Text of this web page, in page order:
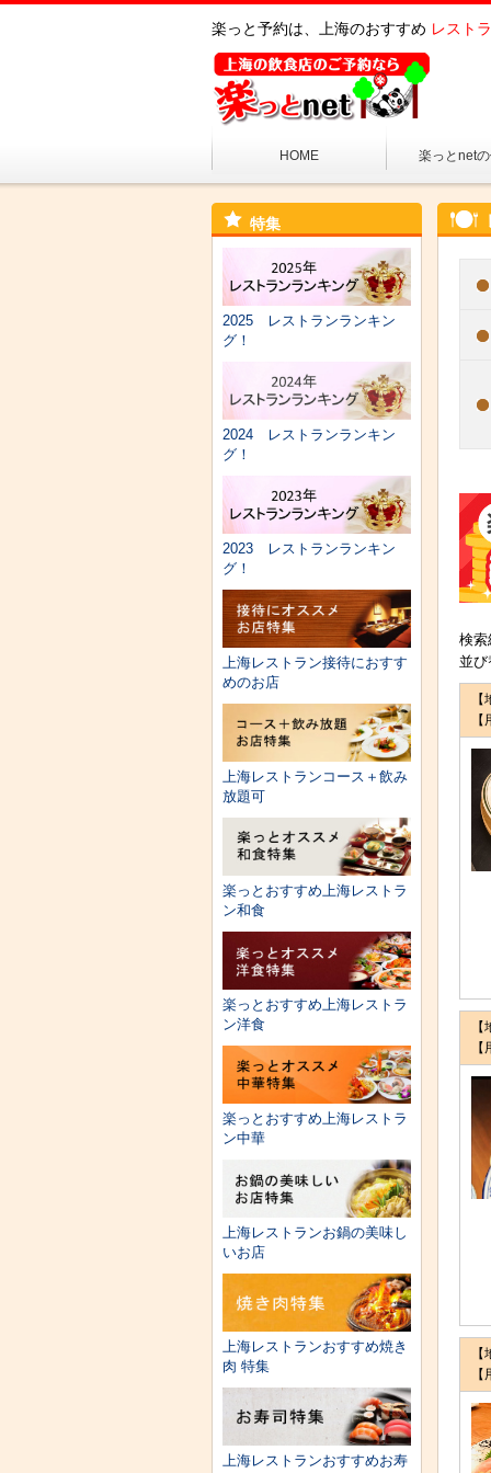
楽っと予約は、上海のおすすめ レスト
HOME 楽っとnet
特集
2025 レストランランキン
グ！
2024 レストランランキン
グ！
2023 レストランランキン
グ！
上海レストラン接待におすす
めのお店
上海レストランコース＋飲み
放題可
楽っとおすすめ上海レストラ
ン和食
楽っとおすすめ上海レストラ
ン洋食
楽っとおすすめ上海レストラ
ン中華
上海レストランお鍋の美味し
いお店
上海レストランおすすめ焼き
肉 特集
上海レストランおすすめお寿
検索
並